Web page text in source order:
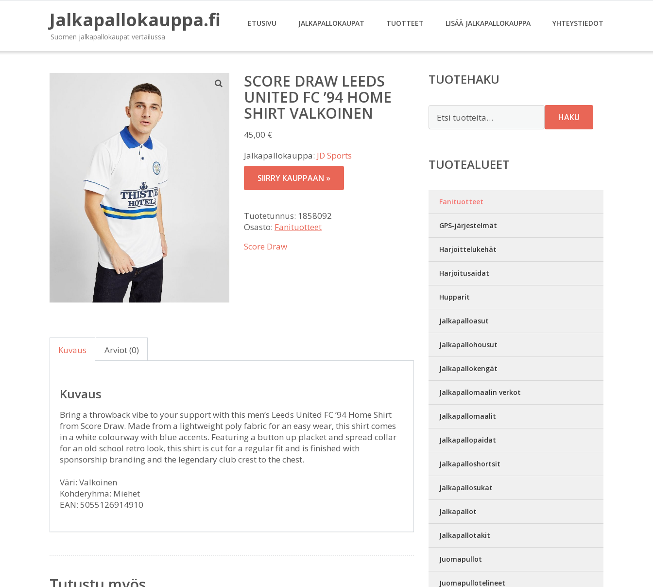
Jalkapallokauppa.fi
Suomen jalkapallokaupat vertailussa
ETUSIVU JALKAPALLOKAUPAT TUOTTEET LISÄÄ JALKAPALLOKAUPPA YHTEYSTIEDOT
SCORE DRAW LEEDS
UNITED FC ’94 HOME
SHIRT VALKOINEN
45,00 €
Jalkapallokauppa: JD Sports
SIIRRY KAUPPAAN »
Tuotetunnus: 1858092
Osasto: Fanituotteet
Score Draw
Kuvaus Arviot (0)
Kuvaus
Bring a throwback vibe to your support with this men’s Leeds United FC ’94 Home Shirt
from Score Draw. Made from a lightweight poly fabric for an easy wear, this shirt comes
in a white colourway with blue accents. Featuring a button up placket and spread collar
for an old school retro look, this shirt is cut for a regular fit and is finished with
sponsorship branding and the legendary club crest to the chest.
Väri: Valkoinen
Kohderyhmä: Miehet
EAN: 5055126914910
TUOTEHAKU
HAKU
TUOTEALUEET
Fanituotteet
GPS-järjestelmät
Harjoittelukehät
Harjoitusaidat
Hupparit
Jalkapalloasut
Jalkapallohousut
Jalkapallokengät
Jalkapallomaalin verkot
Jalkapallomaalit
Jalkapallopaidat
Jalkapalloshortsit
Jalkapallosukat
Jalkapallot
Jalkapallotakit
Juomapullot
Juomapullotelineet